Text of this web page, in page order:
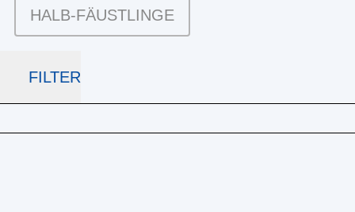
HALB-FÄUSTLINGE
FILTER